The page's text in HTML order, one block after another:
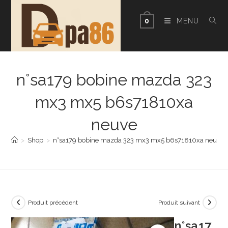
0 MENU
n°sa179 bobine mazda 323
mx3 mx5 b6s71810xa
neuve
> Shop > n°sa179 bobine mazda 323 mx3 mx5 b6s71810xa neuve
Produit précédent Produit suivant